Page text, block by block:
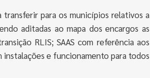
transferir para os municípios relativos a
aditadas ao mapa dos encargos as
RLIS; SAAS com referência aos
e funcionamento para todos